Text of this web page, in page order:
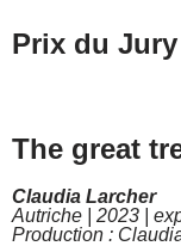
Prix du
The great
Claudia Larcher
Autriche | 2023 |
Production :